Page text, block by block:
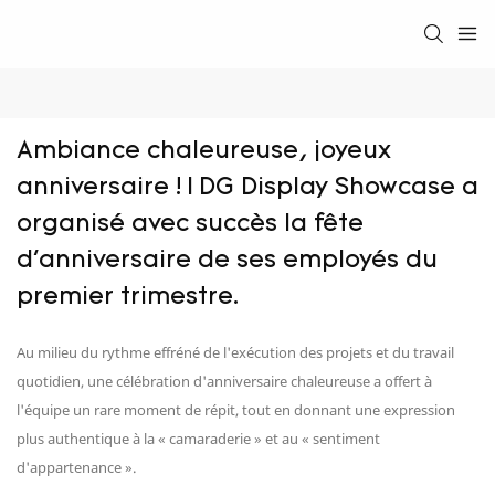
Ambiance chaleureuse, joyeux
anniversaire ! | DG Display Showcase a
organisé avec succès la fête
d'anniversaire de ses employés du
premier trimestre.
Au milieu du rythme effréné de l'exécution des projets et du travail
quotidien, une célébration d'anniversaire chaleureuse a offert à
l'équipe un rare moment de répit, tout en donnant une expression
plus authentique à la « camaraderie » et au « sentiment
d'appartenance ».